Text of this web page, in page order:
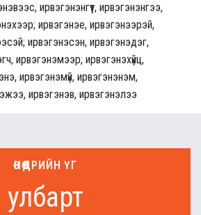
ирвэгэнэнгүүт, ирвэгэнэнгээ,
ирвэгэнэе, ирвэгэнээрэй,
ирвэгэнэсэн, ирвэгэнэдэг,
ирвэгэнэмээр, ирвэгэнэхүйц,
ирвэгэнэмүй, ирвэгэнэнэм,
ирвэгэнэв, ирвэгэнэлээ
ӨНӨӨДРИЙН ҮГ
улбарт